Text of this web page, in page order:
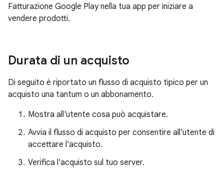
Fatturazione Google Play nella tua app per iniziare a
vendere prodotti.
Durata di un acquisto
Di seguito è riportato un flusso di acquisto tipico per un
acquisto una tantum o un abbonamento.
Mostra all'utente cosa può acquistare.
Avvia il flusso di acquisto per consentire all'utente di
accettare l'acquisto.
Verifica l'acquisto sul tuo server.